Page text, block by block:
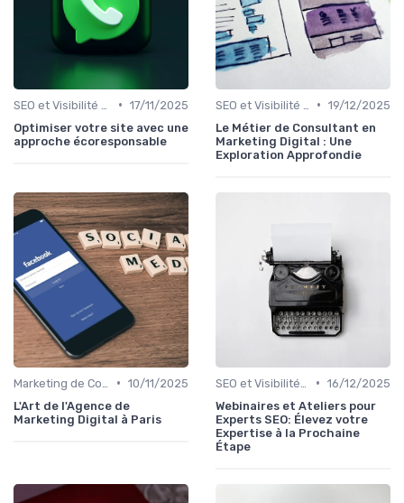
• 17/11/2025
Optimiser votre site avec une
approche écoresponsable
• 19/12/2025
Le Métier de Consultant en
Marketing Digital : Une
Exploration Approfondie
• 10/11/2025
L'Art de l'Agence de
Marketing Digital à Paris
• 16/12/2025
Webinaires et Ateliers pour
Experts SEO: Élevez votre
Expertise à la Prochaine
Étape